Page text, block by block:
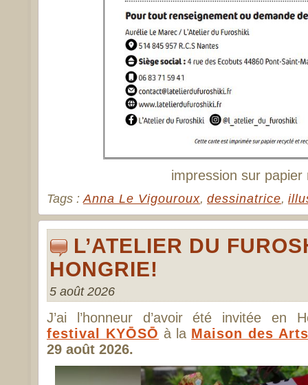
impression sur papier
Tags : Anna Le Vigouroux, dessinatrice,
L’ATELIER DU
HONGRIE!
5 août 2026
J’ai l’honneur d’avoir été invitée en
festival KYŌSŌ à la Maison des
29 août 2026.